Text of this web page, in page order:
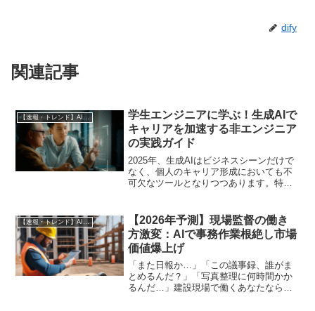
dify
関連記事
学生エンジニアに学ぶ！生成AIで
キャリアを加速する非エンジニア
の実践ガイド
2025年、生成AIはビジネスシーンだけで
なく、個人のキャリア形成においても不
可欠なツールとなりつつあります。特
べき速さで浸透しています。彼らの実践
的なアプローチから、...
【速報・トレンド】AI仕事術と最新活用ニュース
【2026年予測】現場監督の働き
方激変：AIで事務作業根絶し市場
価値爆上げ
「また日報か…」「この議事録、誰がま
とめるんだ？」「写真整理に何時間かか
るんだ…」建設現場で働くあなたなら、